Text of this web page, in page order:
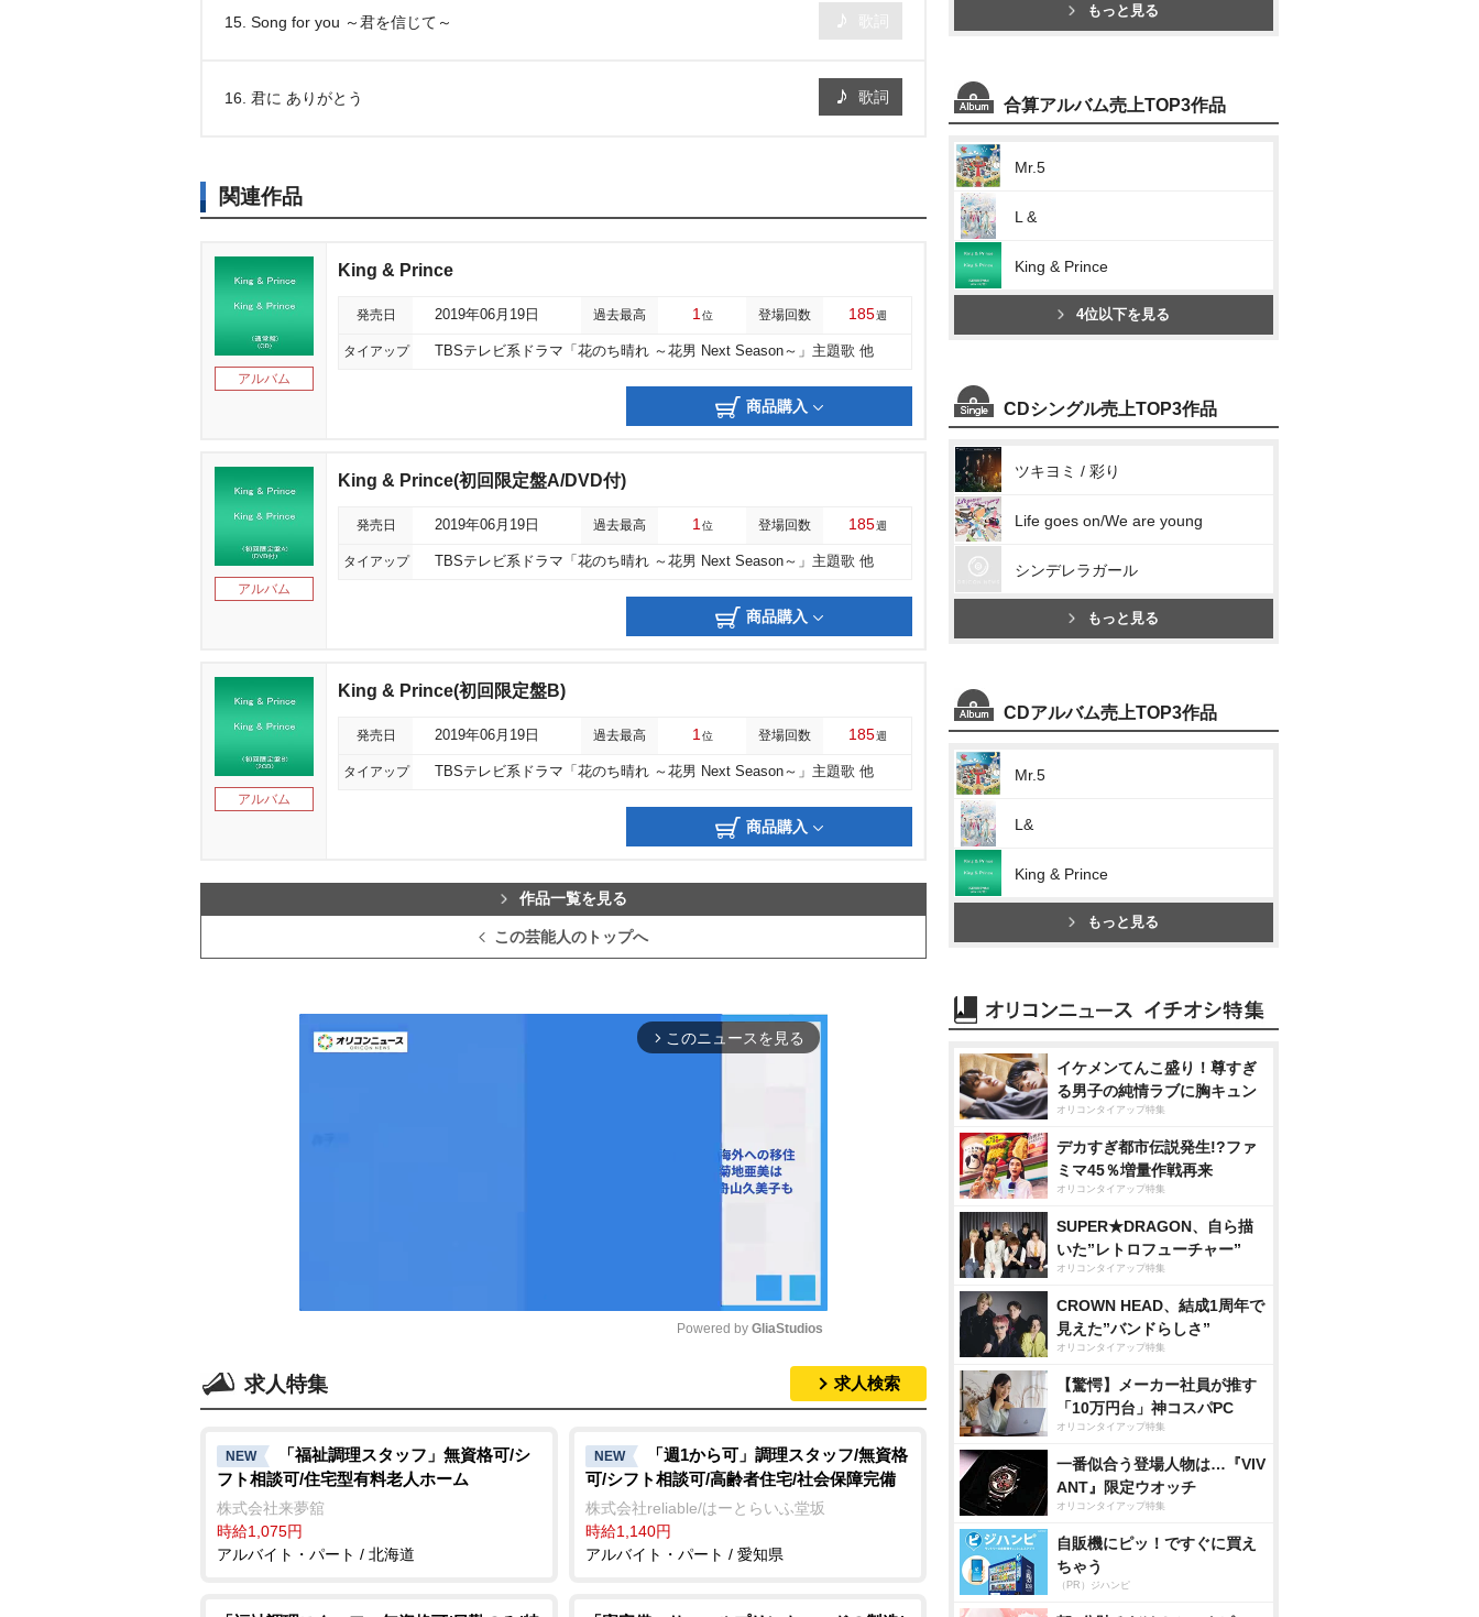
15. Song for you ～君を信じて～
16. 君に ありがとう 歌詞
関連作品
アルバム
King & Prince
発売日 2019年06月19日 過去最高 1 位 登場回数 185週
タイアップ TBSテレビ系ドラマ「花のち晴れ ～花男 Next Season～」主題歌 他
商品購入
アルバム
King & Prince(初回限定盤A/DVD付)
発売日 2019年06月19日 過去最高 1 位 登場回数 185週
タイアップ TBSテレビ系ドラマ「花のち晴れ ～花男 Next Season～」主題歌 他
商品購入
アルバム
King & Prince(初回限定盤B)
発売日 2019年06月19日 過去最高 1 位 登場回数 185週
タイアップ TBSテレビ系ドラマ「花のち晴れ ～花男 Next Season～」主題歌 他
商品購入
作品一覧を見る
この芸能人のトップへ
arrow_forward_ios このニュースを見る
t
e
Powered by GliaStudios
求人特集 求人検索
NEW
「福祉調理スタッフ」無資格可/シ
フト相談可/住宅型有料老人ホーム
株式会社来夢舘
時給1,075円
アルバイト・パート / 北海道
NEW
「週1から可」調理スタッフ/無資格
可/シフト相談可/高齢者住宅/社会保障完備
株式会社reliable/はーとらいふ堂坂
時給1,140円
アルバイト・パート / 愛知県
もっと見る
合算アルバム売上TOP3作品
Mr.5
L &
King & Prince
4位以下を見る
CDシングル売上TOP3作品
ツキヨミ / 彩り
Life goes on/We are young
シンデレラガール
もっと見る
CDアルバム売上TOP3作品
Mr.5
L&
King & Prince
もっと見る
イケメンてんこ盛り！尊すぎ
る男子の純情ラブに胸キュン
オリコンタイアップ特集
デカすぎ都市伝説発生!?ファ
ミマ45％増量作戦再来
オリコンタイアップ特集
SUPER★DRAGON、自ら描
いた”レトロフューチャー”
オリコンタイアップ特集
CROWN HEAD、結成1周年で
見えた”バンドらしさ”
オリコンタイアップ特集
【驚愕】メーカー社員が推す
「10万円台」神コスパPC
オリコンタイアップ特集
一番似合う登場人物は…『VIV
ANT』限定ウオッチ
オリコンタイアップ特集
自販機にピッ！ですぐに買え
ちゃう
（PR）ジハンピ